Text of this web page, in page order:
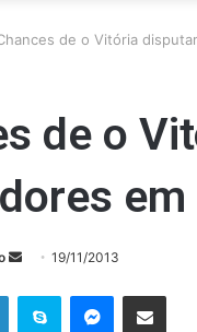
de o Vitória
de o
Mande
e-
19/11/2013
LinkedinSkype Messenger
Compartilhar via e-mail